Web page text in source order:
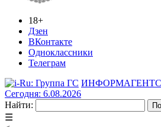
18+
Дзен
ВКонтакте
Одноклассники
Телеграм
Сегодня: 6.08.2026
Найти:
☰